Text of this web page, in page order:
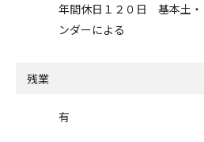
年間休日１２０日 基本土
ンダーによる
残業
有